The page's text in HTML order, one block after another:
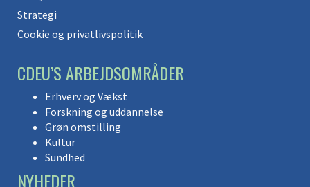
Strategi
Cookie og privatlivspolitik
CDEU’S ARBEJDSOMRÅDER
Erhverv og Vækst
Forskning og uddannelse
Grøn omstilling
Kultur
Sundhed
NYHEDER